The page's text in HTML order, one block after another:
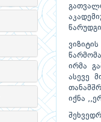
ირმა
ასევე
იქნა